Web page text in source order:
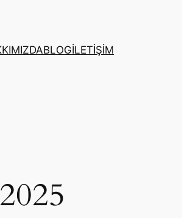
BLOGİLETİŞİM